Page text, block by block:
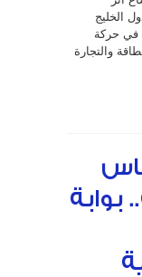
الخليج
في حركة
والتجارة
بوابة